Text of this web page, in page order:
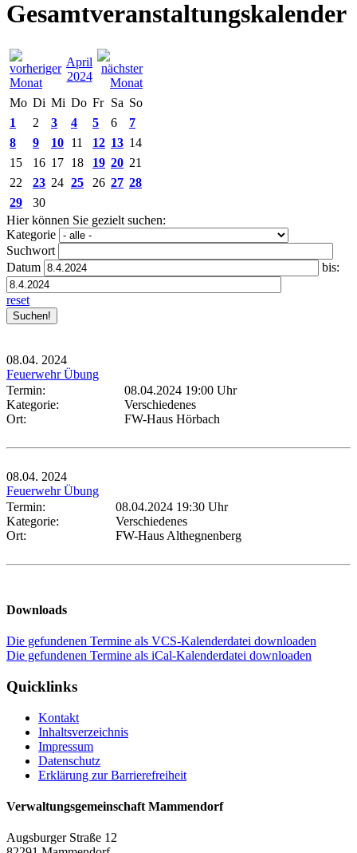
Gesamtveranstaltungskalender
April
2024
Mo Di Mi Do Fr Sa So
1
2 3 4 5 6
7
8
9 10 11 12 13 14
15
16 17 18 19 20 21
22
23 24 25 26 27 28
29
30
Hier können Sie gezielt suchen:
Kategorie
Suchwort
Datum
bis:
reset
08.04. 2024
Feuerwehr Übung
Termin:
08.04.2024 19:00 Uhr
Kategorie:
Verschiedenes
Ort:
FW-Haus Hörbach
08.04. 2024
Feuerwehr Übung
Termin:
08.04.2024 19:30 Uhr
Kategorie:
Verschiedenes
Ort:
FW-Haus Althegnenberg
Downloads
Die gefundenen Termine als VCS-Kalenderdatei downloaden
Die gefundenen Termine als iCal-Kalenderdatei downloaden
Quicklinks
Kontakt
Inhaltsverzeichnis
Impressum
Datenschutz
Erklärung zur Barrierefreiheit
Verwaltungsgemeinschaft Mammendorf
Augsburger Straße 12